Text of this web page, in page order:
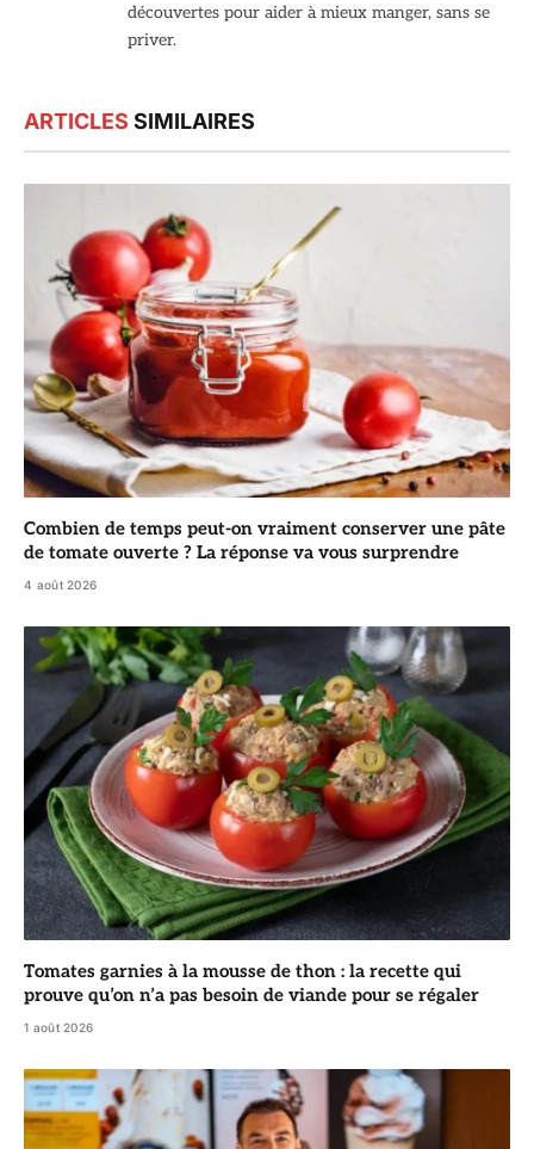
découvertes pour aider à mieux manger, sans se
priver.
ARTICLES SIMILAIRES
Combien de temps peut-on vraiment conserver une pâte
de tomate ouverte ? La réponse va vous surprendre
4 août 2026
Tomates garnies à la mousse de thon : la recette qui
prouve qu’on n’a pas besoin de viande pour se régaler
1 août 2026